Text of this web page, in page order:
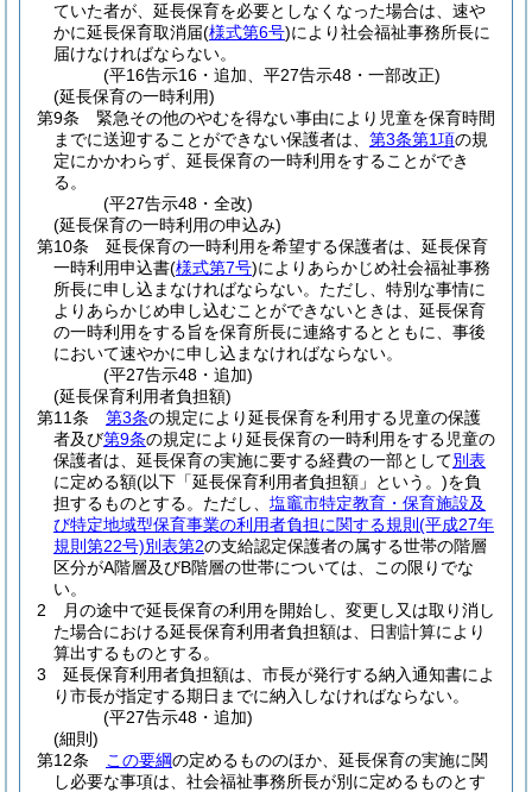
ていた者が、延長保育を必要としなくなった場合は、速や
かに延長保育取消届(様式第6号)により社会福祉事務所長に
届けなければならない。
(平16告示16・追加、平27告示48・一部改正)
(延長保育の一時利用)
第9条
緊急その他のやむを得ない事由により児童を保育時間
までに送迎することができない保護者は、 第3条第1項の規
定にかかわらず、延長保育の一時利用をすることができ
る。
(平27告示48・全改)
(延長保育の一時利用の申込み)
第10条
延長保育の一時利用を希望する保護者は、延長保育
一時利用申込書(様式第7号)によりあらかじめ社会福祉事務
所長に申し込まなければならない。 ただし、特別な事情に
よりあらかじめ申し込むことができないときは、延長保育
の一時利用をする旨を保育所長に連絡するとともに、事後
において速やかに申し込まなければならない。
(平27告示48・追加)
(延長保育利用者負担額)
第11条
第3条の規定により延長保育を利用する児童の保護
者及び第9条の規定により延長保育の一時利用をする児童の
保護者は、延長保育の実施に要する経費の一部として別表
に定める額(以下「延長保育利用者負担額」という。)を負
担するものとする。 ただし、 塩竈市特定教育・保育施設及
び特定地域型保育事業の利用者負担に関する規則 (平成27年
規則第22号)別表第2の支給認定保護者の属する世帯の階層
区分がA階層及びB階層の世帯については、この限りでな
い。
2
月の途中で延長保育の利用を開始し、変更し又は取り消し
た場合における延長保育利用者負担額は、日割計算により
算出するものとする。
3
延長保育利用者負担額は、市長が発行する納入通知書によ
り市長が指定する期日までに納入しなければならない。
(平27告示48・追加)
(細則)
第12条
この要綱の定めるもののほか、延長保育の実施に関
し必要な事項は、社会福祉事務所長が別に定めるものとす